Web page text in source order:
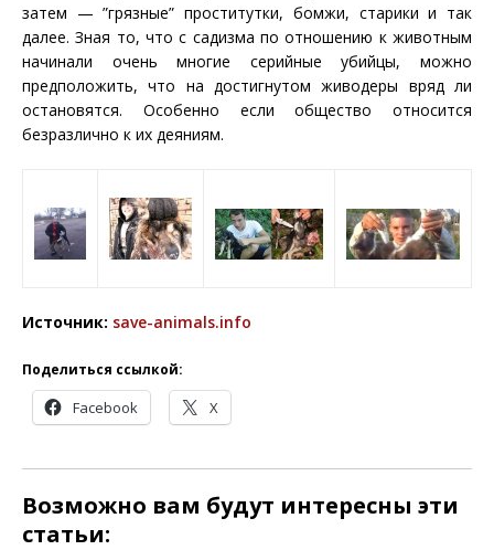
затем — ”грязные” проститутки, бомжи, старики и так
далее. Зная то, что с садизма по отношению к животным
начинали очень многие серийные убийцы, можно
предположить, что на достигнутом живодеры вряд ли
остановятся. Особенно если общество относится
безразлично к их деяниям.
Источник: save-animals.info
Поделиться ссылкой:
Facebook X
Возможно вам будут интересны эти
статьи: